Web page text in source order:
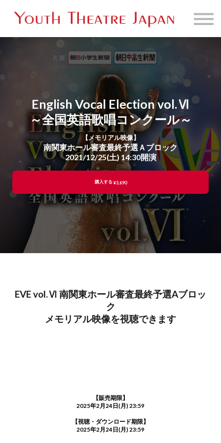
販売映像一覧
お問い合わせ
English Vocal Election vol.Ⅵ
～全国英語歌唱コンクール～
【メモリアル映像】
南関東ホール審査最終予選Ａブロック
2021/12/25(土) 14:30開演
購入する ¥3,690
EVE vol.Ⅵ 南関東ホール審査最終予選Aブロッ
ク
メモリアル映像を視聴できます
【販売期限】
2025年2月24日(月) 23:59
【視聴・ダウンロード期限】
2025年2月24日(月) 23:59